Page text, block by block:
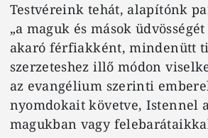
Testvéreink tehát, alapítónk
„a maguk és mások
akaró férfiakként, mindenütt
szerzeteshez illő módon
az evangélium szerinti
nyomdokait követve, Istennel
magukban vagy